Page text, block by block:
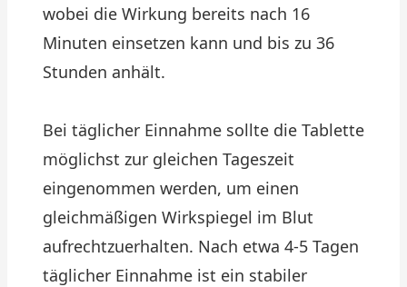
wobei die Wirkung bereits nach 16
Minuten einsetzen kann und bis zu 36
Stunden anhält.
Bei täglicher Einnahme sollte die Tablette
möglichst zur gleichen Tageszeit
eingenommen werden, um einen
gleichmäßigen Wirkspiegel im Blut
aufrechtzuerhalten. Nach etwa 4-5 Tagen
täglicher Einnahme ist ein stabiler